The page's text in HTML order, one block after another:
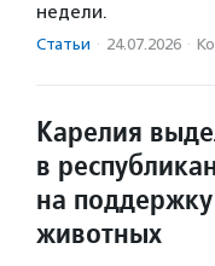
недели.
Статьи · 24.07.2026 ·
Карелия
в
на
животных